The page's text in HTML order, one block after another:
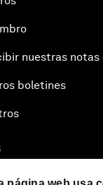
nuestras notas
boletines
Foro